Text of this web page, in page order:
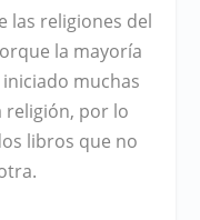
las religiones del
la mayoría
muchas
religión, por lo
libros que no